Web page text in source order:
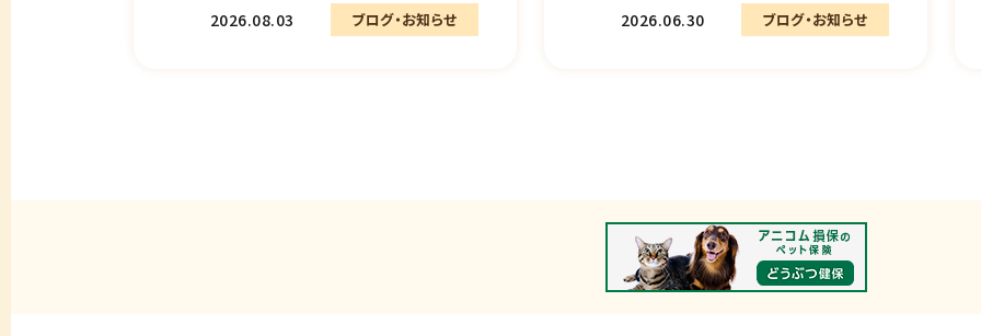
2026.08.03 ブログ・お知らせ 2026.06.30 ブログ・お知らせ